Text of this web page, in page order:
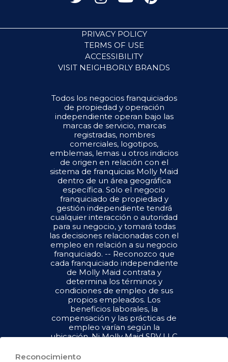
PRIVACY POLICY
TERMS OF USE
ACCESSIBILITY
VISIT NEIGHBORLY BRANDS
Todos los negocios franquiciados
de propiedad y operación
independiente operan bajo las
marcas de servicio, marcas
registradas, nombres
comerciales, logotipos,
emblemas, lemas u otros indicios
de origen en relación con el
sistema de franquicias Molly Maid
dentro de un área geográfica
específica. Solo el negocio
franquiciado de propiedad y
gestión independiente tendrá
cualquier interacción o autoridad
para su negocio, y tomará todas
las decisiones relacionadas con el
empleo en relación a su negocio
franquiciado. -- Reconozco que
cada franquiciado independiente
de Molly Maid contrata y
determina los términos y
condiciones de empleo de sus
propios empleados. Los
beneficios laborales, la
compensación y las prácticas de
empleo varían según la
ubicación. Ni Molly Maid SPV LLC
tienen el poder de : (1) contratar,
Reconocimiento